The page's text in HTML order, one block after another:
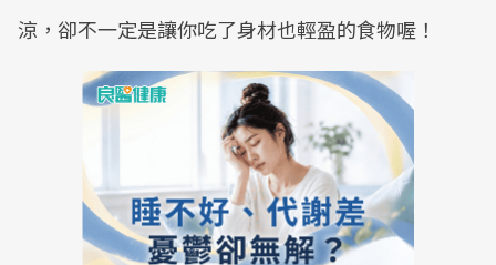
涼，卻不一定是讓你吃了身材也輕盈的食物喔！